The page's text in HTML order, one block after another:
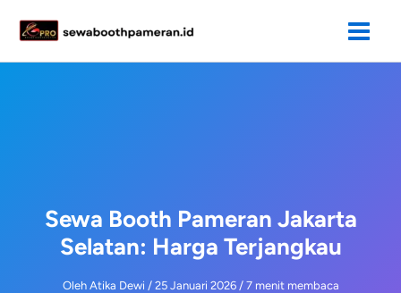
konten
Sewa Booth Pameran Jakarta
Selatan: Harga Terjangkau
Oleh Atika Dewi / 25 Januari 2026 / 7 menit membaca